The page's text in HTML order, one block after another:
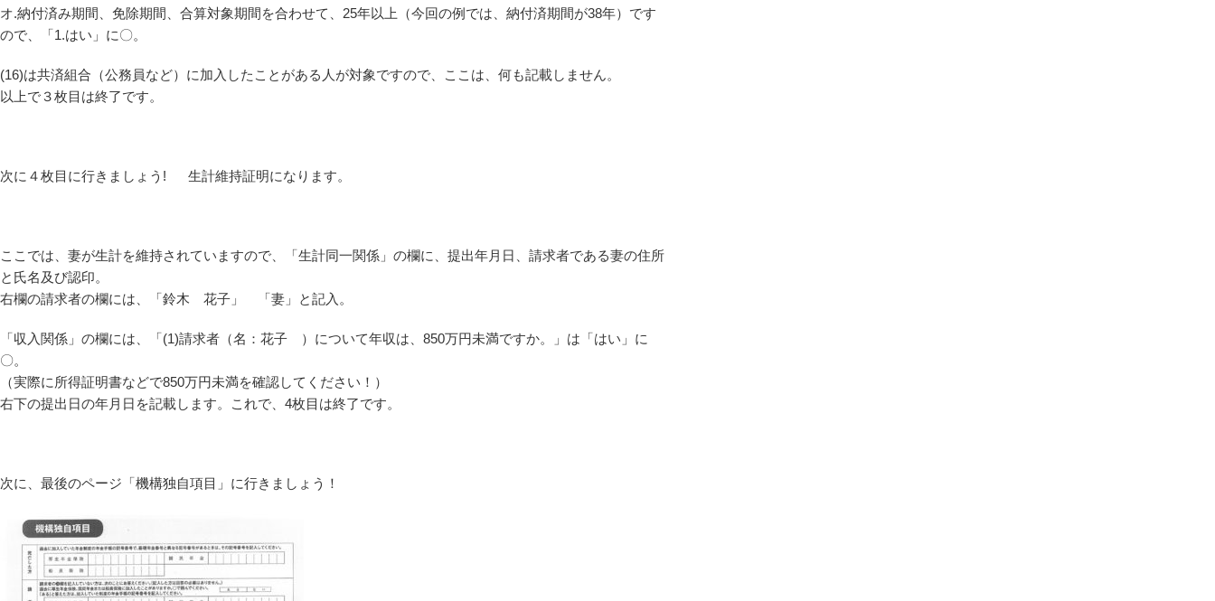
オ.納付済み期間、免除期間、合算対象期間を合わせて、25年以上（今回の例では、納付済期間が38年）です
ので、「1.はい」に〇。
(16)は共済組合（公務員など）に加入したことがある人が対象ですので、ここは、何も記載しません。
以上で３枚目は終了です。
次に４枚目に行きましょう! 生計維持証明になります。
ここでは、妻が生計を維持されていますので、「生計同一関係」の欄に、提出年月日、請求者である妻の住所
と氏名及び認印。
右欄の請求者の欄には、「鈴木 花子」 「妻」と記入。
「収入関係」の欄には、「(1)請求者（名：花子 ）について年収は、850万円未満ですか。」は「はい」に
〇。
（実際に所得証明書などで850万円未満を確認してください！）
右下の提出日の年月日を記載します。これで、4枚目は終了です。
次に、最後のページ「機構独自項目」に行きましょう！